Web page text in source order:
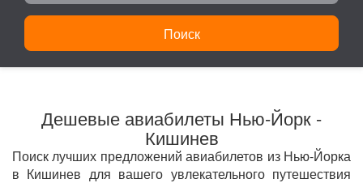
Поиск
Дешевые авиабилеты Нью-Йорк -
Кишинев
Поиск лучших предложений авиабилетов из Нью-Йорка
в Кишинев для вашего увлекательного путешествия